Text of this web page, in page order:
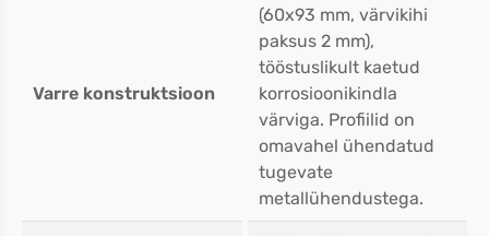
Varre konstruktsioon
(60x93 mm, värvikihi
paksus 2 mm),
tööstuslikult kaetud
korrosioonikindla
värviga. Profiilid on
omavahel ühendatud
tugevate
metallühendustega.